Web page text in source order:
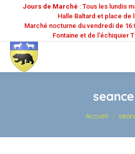
Jours de Marché : Tous les lundis
Halle Baltard et place de
Marché nocturne du vendredi de
Fontaine et de l'échiquier
seance
Vous êtes ici :
Accueil